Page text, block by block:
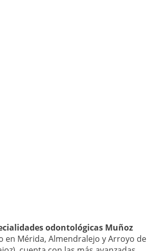
odontológicas Muñoz
en Mérida, Almendralejo y Arroyo de